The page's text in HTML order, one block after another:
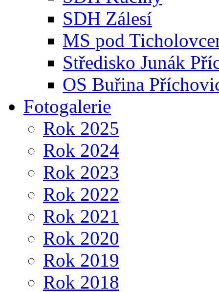
SDH Zálesí
MS pod
Středisko Junák
OS Buřina
Fotogalerie
Rok 2025
Rok 2024
Rok 2023
Rok 2022
Rok 2021
Rok 2020
Rok 2019
Rok 2018